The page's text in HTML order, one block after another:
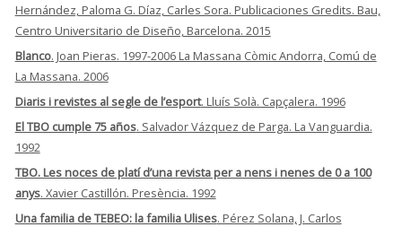
Hernández, Paloma G. Díaz, Carles Sora. Publicaciones Gredits. Bau,
Centro Universitario de Diseño, Barcelona. 2015
Blanco. Joan Pieras. 1997-2006 La Massana Còmic Andorra, Comú de
La Massana. 2006
Diaris i revistes al segle de l’esport. Lluís Solà. Capçalera. 1996
El TBO cumple 75 años. Salvador Vázquez de Parga. La Vanguardia.
1992
TBO. Les noces de platí d’una revista per a nens i nenes de 0 a 100
anys. Xavier Castillón. Presència. 1992
Una familia de TEBEO: la familia Ulises. Pérez Solana, J. Carlos